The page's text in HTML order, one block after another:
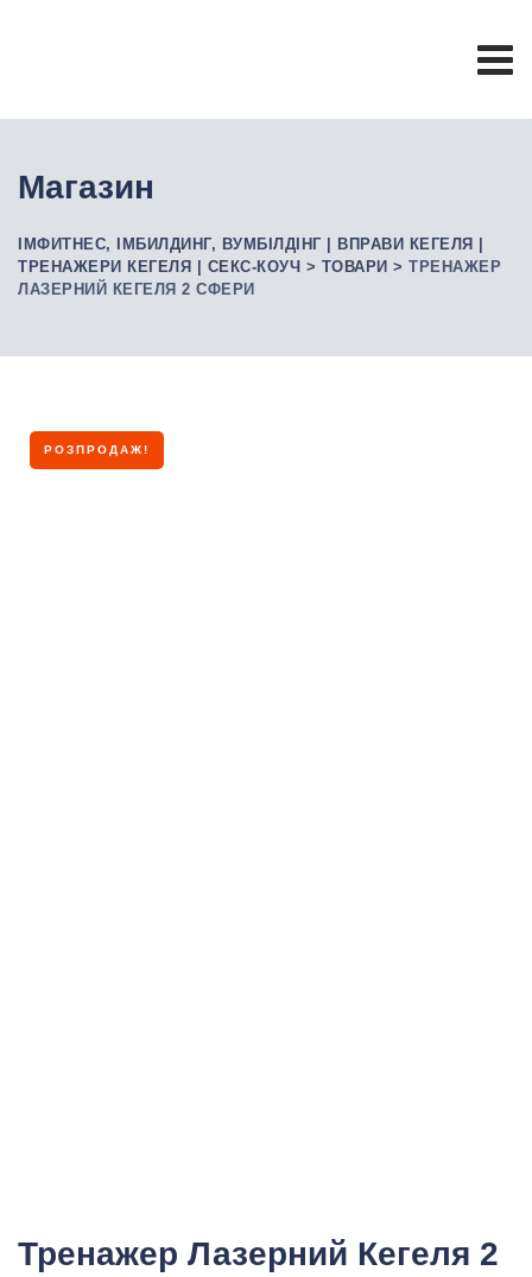
Магазин
ІМФИТНЕС, ІМБИЛДИНГ, ВУМБІЛДІНГ | ВПРАВИ КЕГЕЛЯ |
ТРЕНАЖЕРИ КЕГЕЛЯ | СЕКС-КОУЧ > ТОВАРИ > ТРЕНАЖЕР
ЛАЗЕРНИЙ КЕГЕЛЯ 2 СФЕРИ
РОЗПРОДАЖ!
Тренажер Лазерний Кегеля 2